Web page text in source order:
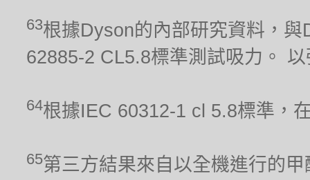
63根據Dyson的內部研究資料，
62885-2 CL5.8標準測試吸力。
64根據IEC 60312-1 cl 5.8標準，
65第三方結果來自以全機進行的